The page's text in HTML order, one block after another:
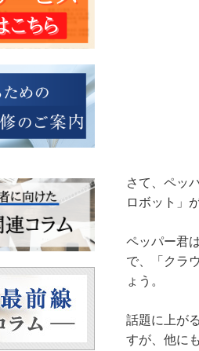
さて、ペッ
ロボット」
ペッパー君
で、「クラ
ょう。
話題に上が
すが、他に